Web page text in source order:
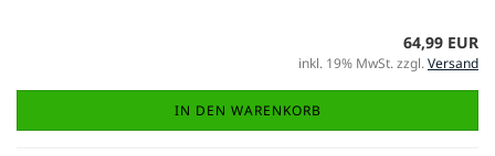
64,99 EUR
inkl. 19% MwSt. zzgl.Versand
IN DEN WARENKORB